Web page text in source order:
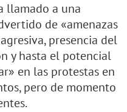
llamado a una
de «amenazas
presencia del
y hasta el potencial
en las protestas en
pero de momento